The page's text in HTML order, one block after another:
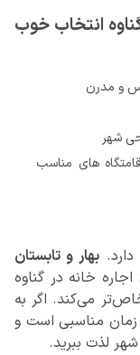
انتخاب خوب
و مدرن
شهر
های مناسب
بهار و تابستان
خانه در گناوه
می‌کند. اگر به
زمان مناسبی است و
لذت ببرید.